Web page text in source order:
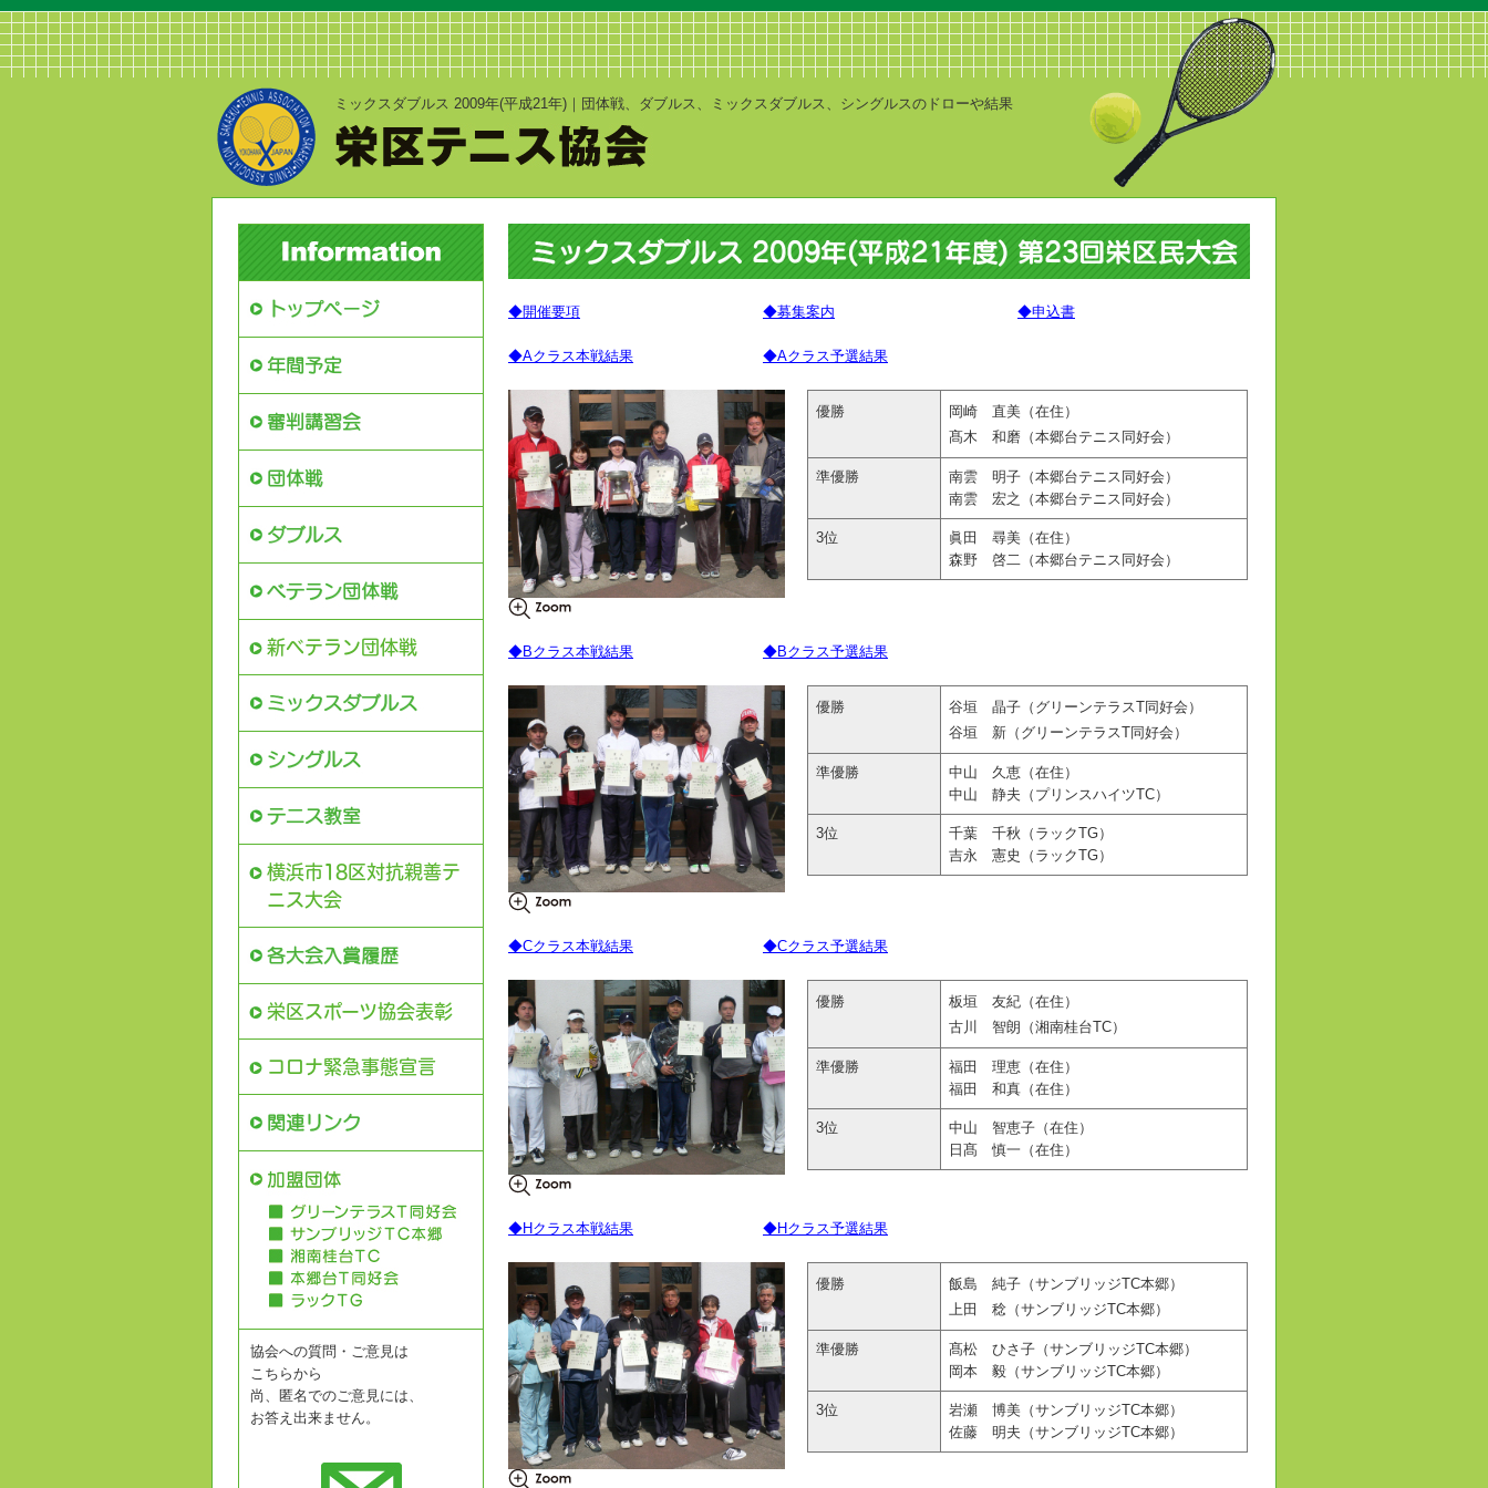
ミックスダブルス 2009年(平成21年)｜団体戦、ダブルス、ミックスダブルス、シングルスのドローや結果
新ベテラン団体戦
横浜市18区対抗親善テ
ニス大会
栄区スポーツ協会表彰
コロナ緊急事態宣言
協会への質問・ご意見は
こちらから
尚、匿名でのご意見には、
お答え出来ません。
◆開催要項 ◆募集案内 ◆申込書
◆Aクラス本戦結果 ◆Aクラス予選結果
優勝
岡崎 直美（在住）
髙木 和磨（本郷台テニス同好会）
準優勝
南雲 明子（本郷台テニス同好会）
南雲 宏之（本郷台テニス同好会）
3位
眞田 尋美（在住）
森野 啓二（本郷台テニス同好会）
◆Bクラス本戦結果 ◆Bクラス予選結果
優勝
谷垣 晶子（グリーンテラスT同好会）
谷垣 新（グリーンテラスT同好会）
準優勝
中山 久恵（在住）
中山 静夫（プリンスハイツTC）
3位
千葉 千秋（ラックTG）
吉永 憲史（ラックTG）
◆Cクラス本戦結果 ◆Cクラス予選結果
優勝
板垣 友紀（在住）
古川 智朗（湘南桂台TC）
準優勝
福田 理恵（在住）
福田 和真（在住）
3位
中山 智恵子（在住）
日髙 慎一（在住）
◆Hクラス本戦結果 ◆Hクラス予選結果
優勝
飯島 純子（サンブリッジTC本郷）
上田 稔（サンブリッジTC本郷）
準優勝
髙松 ひさ子（サンブリッジTC本郷）
岡本 毅（サンブリッジTC本郷）
3位
岩瀬 博美（サンブリッジTC本郷）
佐藤 明夫（サンブリッジTC本郷）